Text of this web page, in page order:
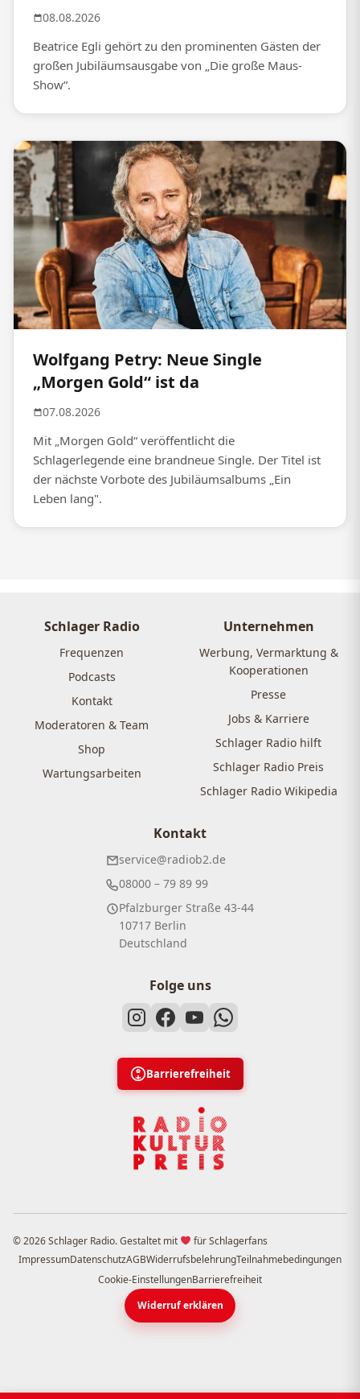
08.08.2026
Beatrice Egli gehört zu den prominenten Gästen der
großen Jubiläumsausgabe von „Die große Maus-
Show“.
Wolfgang Petry: Neue Single
„Morgen Gold“ ist da
07.08.2026
Mit „Morgen Gold“ veröffentlicht die
Schlagerlegende eine brandneue Single. Der Titel ist
der nächste Vorbote des Jubiläumsalbums „Ein
Leben lang".
Schlager Radio
Frequenzen
Podcasts
Kontakt
Moderatoren & Team
Shop
Wartungsarbeiten
Unternehmen
Werbung, Vermarktung &
Kooperationen
Presse
Jobs & Karriere
Schlager Radio hilft
Schlager Radio Preis
Schlager Radio Wikipedia
Kontakt
service@radiob2.de
08000 – 79 89 99
Pfalzburger Straße 43-44
10717 Berlin
Deutschland
Folge uns
Barrierefreiheit
© 2026 Schlager Radio. Gestaltet mit
für Schlagerfans
ImpressumDatenschutzAGBWiderrufsbelehrungTeilnahmebedingungen
Cookie-EinstellungenBarrierefreiheit
Widerruf erklären